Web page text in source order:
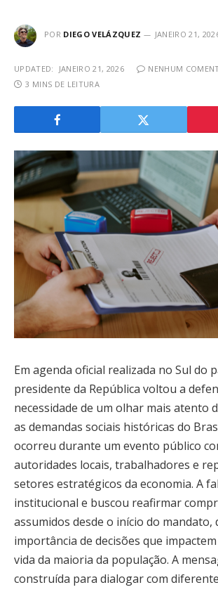
POR DIEGO VELÁZQUEZ JANEIRO 21,
UPDATED: JANEIRO 21, 2026
NENHUM
3 MINS DE LEITURA
Em agenda oficial realizada no Sul do
presidente da República voltou a
necessidade de um olhar mais atento
as demandas sociais históricas do
ocorreu durante um evento público
autoridades locais, trabalhadores e
setores estratégicos da economia. A
institucional e buscou reafirmar
assumidos desde o início do mandato,
importância de decisões que
vida da maioria da população. A
construída para dialogar com